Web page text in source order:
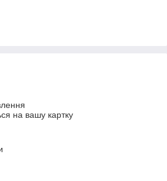
на вашу картку